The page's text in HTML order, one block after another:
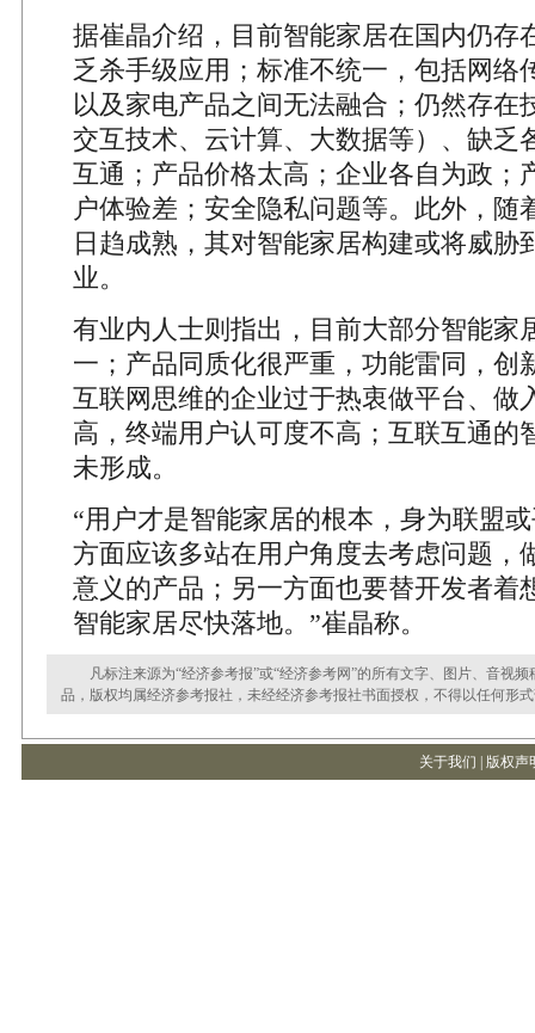
据崔晶介绍，目前智能家居在国内仍存
乏杀手级应用；标准不统一，包括网络
以及家电产品之间无法融合；仍然存在
交互技术、云计算、大数据等）、缺乏
互通；产品价格太高；企业各自为政；
户体验差；安全隐私问题等。此外，随
日趋成熟，其对智能家居构建或将威胁
业。
有业内人士则指出，目前大部分智能家
一；产品同质化很严重，功能雷同，创
互联网思维的企业过于热衷做平台、做
高，终端用户认可度不高；互联互通的
未形成。
“用户才是智能家居的根本，身为联盟
方面应该多站在用户角度去考虑问题，
意义的产品；另一方面也要替开发者着
智能家居尽快落地。”崔晶称。
凡标注来源为“经济参考报”或“经济参考网”的所有文字、图片、音视频
品，版权均属经济参考报社，未经经济参考报社书面授权，不得以任何形